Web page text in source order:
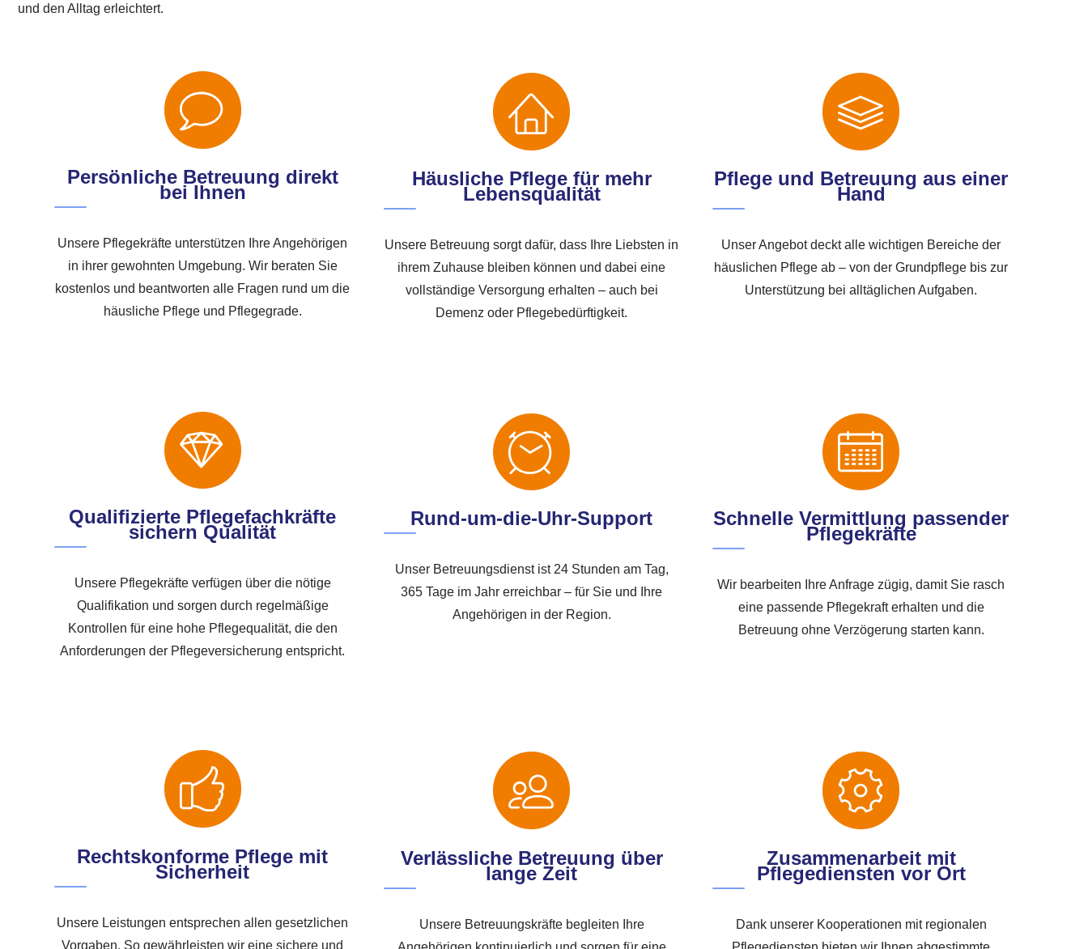
und den Alltag erleichtert.
Persönliche Betreuung direkt
bei Ihnen
Unsere Pflegekräfte unterstützen Ihre Angehörigen
in ihrer gewohnten Umgebung. Wir beraten Sie
kostenlos und beantworten alle Fragen rund um die
häusliche Pflege und Pflegegrade.
Häusliche Pflege für mehr
Lebensqualität
Unsere Betreuung sorgt dafür, dass Ihre Liebsten in
ihrem Zuhause bleiben können und dabei eine
vollständige Versorgung erhalten – auch bei
Demenz oder Pflegebedürftigkeit.
Pflege und Betreuung aus einer
Hand
Unser Angebot deckt alle wichtigen Bereiche der
häuslichen Pflege ab – von der Grundpflege bis zur
Unterstützung bei alltäglichen Aufgaben.
Qualifizierte Pflegefachkräfte
sichern Qualität
Unsere Pflegekräfte verfügen über die nötige
Qualifikation und sorgen durch regelmäßige
Kontrollen für eine hohe Pflegequalität, die den
Anforderungen der Pflegeversicherung entspricht.
Rund-um-die-Uhr-Support
Unser Betreuungsdienst ist 24 Stunden am Tag,
365 Tage im Jahr erreichbar – für Sie und Ihre
Angehörigen in der Region.
Schnelle Vermittlung passender
Pflegekräfte
Wir bearbeiten Ihre Anfrage zügig, damit Sie rasch
eine passende Pflegekraft erhalten und die
Betreuung ohne Verzögerung starten kann.
Rechtskonforme Pflege mit
Sicherheit
Unsere Leistungen entsprechen allen gesetzlichen
Vorgaben. So gewährleisten wir eine sichere und
Verlässliche Betreuung über
lange Zeit
Unsere Betreuungskräfte begleiten Ihre
Zusammenarbeit mit
Pflegediensten vor Ort
Dank unserer Kooperationen mit regionalen